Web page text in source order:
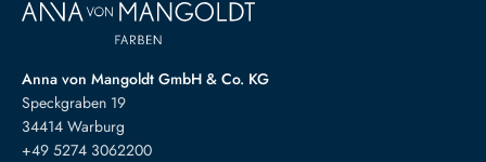
Anna von Mangoldt GmbH & Co. KG
Speckgraben 19
34414 Warburg
+49 5274 3062200